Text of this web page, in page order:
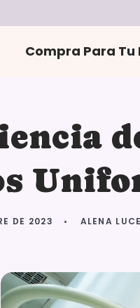
Compra Para Tu
DE 2023 ALENA